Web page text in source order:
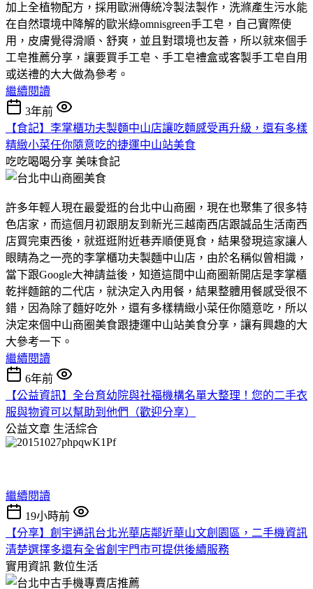
加上全植物配方，採用歐洲傳統冷製法製作，洗滌產生污水能
在自然環境中降解的歐米綠omnisgreen手工皂，自己實際使
用，皮膚覺得滑順、舒爽，並且對環境也友善，所以就來個手
工皂推薦分享，讓要買手工皂、手工皂禮盒或客製手工皂自用
或送禮的大大做為參考。
繼續閱讀
3年前
【食記】李掌櫃功夫製麵中山店讓吃麵感受再升級，還有多樣
精緻小菜任你隨意吃的捷運中山站美食
吃吃喝喝分享 美味食記
許多年輕人現在最愛逛的台北中山商圈，現在也聚集了很多特
色店家，而這個月初跟朋友到新光三越南西店跟誠品生活南西
店買完東西後，就逛逛附近巷弄順便覓食，結果發現這家讓人
眼睛為之一亮的李掌櫃功夫製麵中山店，由於名稱似曾相識，
當下跟Google大神請益後，知道這間中山商圈新開店是李掌櫃
乾拌麵館的二代店，就決定入內用餐，結果整體用餐感受很不
錯，因為除了麵好吃外，還有多樣精緻小菜任你隨意吃，所以
決定來個中山商圈美食跟捷運中山站美食分享，讓有興趣的大
大參考一下。
繼續閱讀
6年前
【公益資訊】全台育幼院與社福機構名單大整理！您的二手衣
服與物資可以幫助到他們（歡迎分享）
公益文章 生活綜合
繼續閱讀
19小時前
【分享】創宇通訊台北光華店鄰近華山文創園區，二手機資訊
清楚選擇多還有全省創宇門市可提供後續服務
實用資訊 數位生活